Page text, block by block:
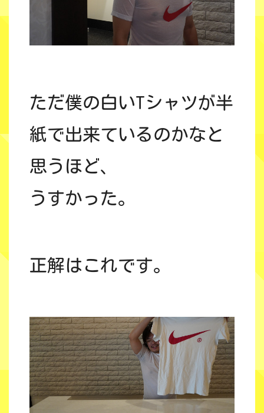
ただ僕の白いTシャツが半
紙で出来ているのかなと
思うほど、
うすかった。
正解はこれです。